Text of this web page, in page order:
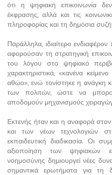
ότι η ψηφιακή επικοινωνία
έκφρασης, αλλά και τις
πληροφορίας και τη δημόσια
Παράλληλα, ιδιαίτερο
αφορούσαν τη στρατηγική
του λόγου στο ψηφιακό
χαρακτηριστικά, «κανένα
αθώο», ενώ τονίστηκε η ανάγκη
των πολιτών, ώστε να
αποδομούν μηχανισμούς
Εκτενής ήταν και η αναφορά
και των νέων τεχνολογιών
εκπαιδευτική διαδικασία. Οι
αξιοποίηση των ψηφιακών
νοημοσύνης δημιουργεί νέες
σημαντικά ερωτήματα για τη